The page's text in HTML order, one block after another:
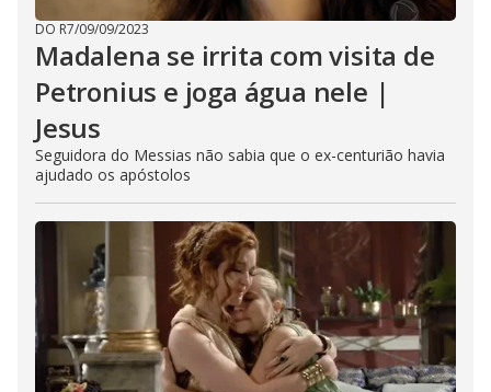
DO R7/09/09/2023
Madalena se irrita com visita de
Petronius e joga água nele |
Jesus
Seguidora do Messias não sabia que o ex-centurião havia
ajudado os apóstolos